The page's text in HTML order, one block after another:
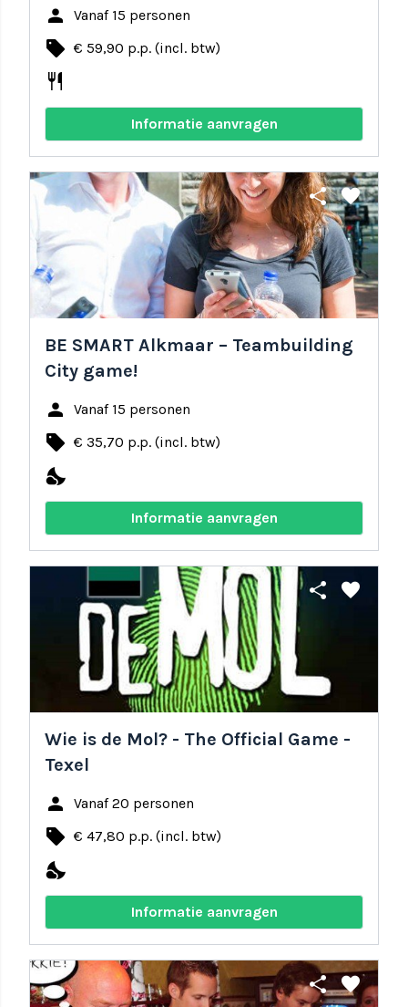
person Vanaf 15 personen
local_offer € 59,90 p.p. (incl. btw)
restaurant
Informatie aanvragen
share favorite
BE SMART Alkmaar – Teambuilding
City game!
person Vanaf 15 personen
local_offer € 35,70 p.p. (incl. btw)
nights_stay
Informatie aanvragen
share favorite
Wie is de Mol? - The Official Game -
Texel
person Vanaf 20 personen
local_offer € 47,80 p.p. (incl. btw)
nights_stay
Informatie aanvragen
share favorite